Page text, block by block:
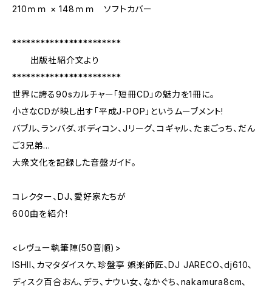
210ｍｍ × 148ｍｍ ソフトカバー
***********************
出版社紹介文より
***********************
世界に誇る90sカルチャー「短冊CD」の魅力を1冊に。
小さなCDが映し出す「平成J-POP」というムーブメント!
バブル、ランバダ、ボディコン、Jリーグ、コギャル、たまごっち、だん
ご3兄弟...
大衆文化を記録した音盤ガイド。
コレクター、DJ、愛好家たちが
600曲を紹介!
<レヴュー執筆陣(50音順)>
ISHII、カマタダイスケ、珍盤亭 娯楽師匠、DJ JARECO、dj610、
ディスク百合おん、デラ、ナウい女、なかぐち、nakamura8cm、